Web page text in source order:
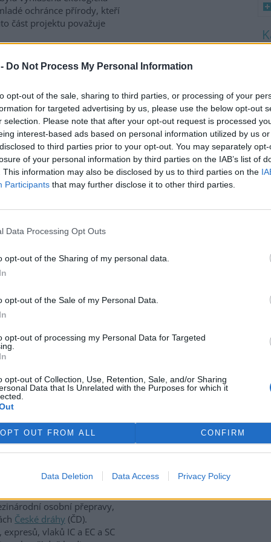
Do Not Process My Personal Information
opt-out of the sale, sharing to third parties, or processing of your
for targeted advertising by us, please use the below opt-out
selection. Please note that after your opt-out request is processed
interest-based ads based on personal information utilized by us
to third parties prior to your opt-out. You may separately
of your personal information by third parties on the IAB’s list of
This information may also be disclosed by us to third parties on the
Participants that may further disclose it to other third parties.
Data Processing Opt Outs
opt-out of the Sharing of my personal data.
opt-out of the Sale of my Personal Data.
opt-out of processing my Personal Data for Targeted
opt-out of Collection, Use, Retention, Sale, and/or Sharing
Data that Is Unrelated with the Purposes for which it
OPT OUT FROM ALL CONFIRM
Data Deletion Data Access Privacy Policy
ochránce přírody, kteří
část projektu považuje
na Moravě
zcela výjimečně
severních. Původní
špačka je Skandinávie. Jak
ornitologického spolku, při
však stěhují až k nám.
šumavského parku
základní dokument pro
Plán péče pro léta 2001 až
z
s odborníky a víceméně
členských státůNATOse dnes
kolem takzvaného
se označuje série
působili v jednotlivých
kolegium stanoví metodologii
ke sladění postupů při
prevence", uvedl pro
Ministerstva obrany.
vlaků
zjistit okamžitou
osobní přepravy,
České dráhy (ČD).
vlaků IC a EC a SC